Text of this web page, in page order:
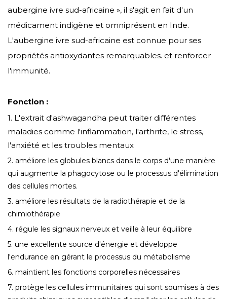
aubergine ivre sud-africaine », il s'agit en fait d'un
médicament indigène et omniprésent en Inde.
L'aubergine ivre sud-africaine est connue pour ses
propriétés antioxydantes remarquables. et renforcer
l'immunité.
Fonction :
1. L'extrait d'ashwagandha peut traiter différentes
maladies comme l'inflammation, l'arthrite, le stress,
l'anxiété et les troubles mentaux
2. améliore les globules blancs dans le corps d'une manière
qui augmente la phagocytose ou le processus d'élimination
des cellules mortes.
3. améliore les résultats de la radiothérapie et de la
chimiothérapie
4. régule les signaux nerveux et veille à leur équilibre
5. une excellente source d'énergie et développe
l'endurance en gérant le processus du métabolisme
6. maintient les fonctions corporelles nécessaires
7. protège les cellules immunitaires qui sont soumises à des